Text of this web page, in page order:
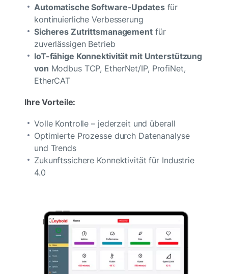
Automatische Software-Updatesfür
kontinuierliche Verbesserung
Sicheres Zutrittsmanagementfür
zuverlässigen Betrieb
IoT-fähige Konnektivität mit Unterstützung
von Modbus TCP, EtherNet/IP, ProfiNet,
EtherCAT
Ihre Vorteile:
Volle Kontrolle – jederzeit und überall
Optimierte Prozesse durch Datenanalyse
und Trends
Zukunftssichere Konnektivität für Industrie
4.0